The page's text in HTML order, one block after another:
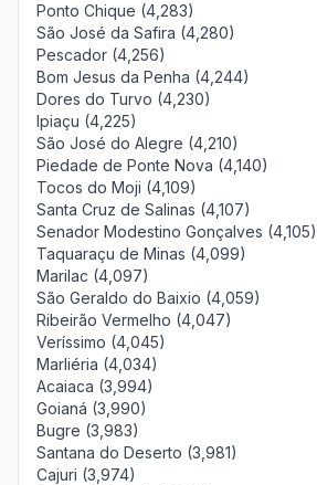
Ponto Chique (4,283)
São José da Safira (4,280)
Pescador (4,256)
Bom Jesus da Penha (4,244)
Dores do Turvo (4,230)
Ipiaçu (4,225)
São José do Alegre (4,210)
Piedade de Ponte Nova (4,140)
Tocos do Moji (4,109)
Santa Cruz de Salinas (4,107)
Senador Modestino Gonçalves (4,105)
Taquaraçu de Minas (4,099)
Marilac (4,097)
São Geraldo do Baixio (4,059)
Ribeirão Vermelho (4,047)
Veríssimo (4,045)
Marliéria (4,034)
Acaiaca (3,994)
Goianá (3,990)
Bugre (3,983)
Santana do Deserto (3,981)
Cajuri (3,974)